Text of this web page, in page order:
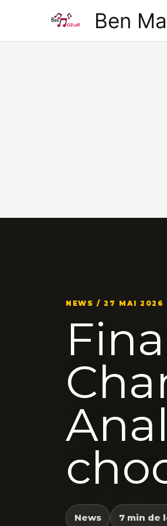
Ben
NEWS / 27 MAI 2026
News 7 min de